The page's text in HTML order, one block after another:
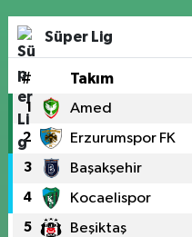
Süper Lig
# Takım
1 Amed
2 Erzurumspor FK
3 Başakşehir
4 Kocaelispor
5 Beşiktaş